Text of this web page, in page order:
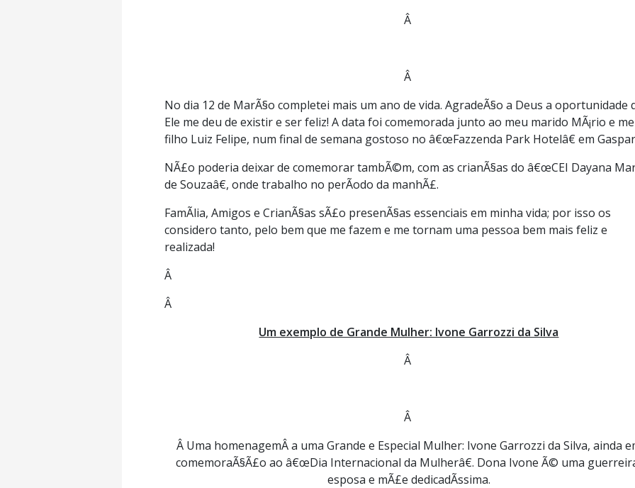
Â
Â
No dia 12 de MarÃ§o completei mais um ano de vida. AgradeÃ§o a Deus a oportunidade
Ele me deu de existir e ser feliz! A data foi comemorada junto ao meu marido MÃ¡rio e
filho Luiz Felipe, num final de semana gostoso no â€œFazzenda Park Hotelâ€ em
NÃ£o poderia deixar de comemorar tambÃ©m, com as crianÃ§as do â€œCEI Dayana
de Souzaâ€, onde trabalho no perÃ­odo da manhÃ£.
FamÃ­lia, Amigos e CrianÃ§as sÃ£o presenÃ§as essenciais em minha vida; por isso os
considero tanto, pelo bem que me fazem e me tornam uma pessoa bem mais feliz e
realizada!
Â
Â
Um exemplo de Grande Mulher: Ivone Garrozzi da Silva
Â
Â
Â Uma homenagemÂ a uma Grande e Especial Mulher: Ivone Garrozzi da Silva, ainda
comemoraÃ§Ã£o ao â€œDia Internacional da Mulherâ€. Dona Ivone Ã© uma
esposa e mÃ£e dedicadÃ­ssima.